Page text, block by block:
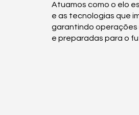
Atuamos como o elo
e as tecnologias que
garantindo operações
e preparadas para o